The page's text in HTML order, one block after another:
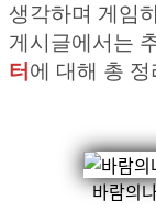
생각하며 게임
게시글에서는
터 에 대해 총